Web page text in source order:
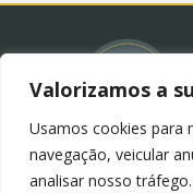
Valorizamos a
Usamos cookies para
navegação, veicular
analisar nosso
© 2023 – Blog